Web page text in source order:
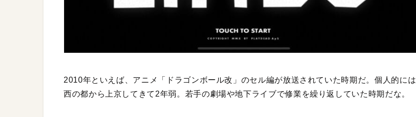
2010年といえば、アニメ「ドラゴンボール改」のセル編が放送されていた時期だ。個人的には
西の都から上京してきて2年弱。若手の劇場や地下ライブで修業を繰り返していた時期だな。